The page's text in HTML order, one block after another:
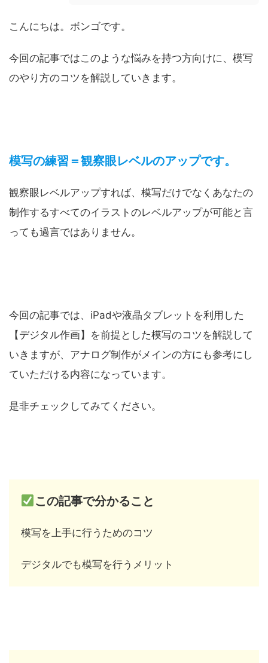
こんにちは。ボンゴです。
今回の記事ではこのような悩みを持つ方向けに、模写
のやり方のコツを解説していきます。
模写の練習＝観察眼レベルのアップです。
観察眼レベルアップすれば、模写だけでなくあなたの
制作するすべてのイラストのレベルアップが可能と言
っても過言ではありません。
今回の記事では、iPadや液晶タブレットを利用した
【デジタル作画】を前提とした模写のコツを解説して
いきますが、アナログ制作がメインの方にも参考にし
ていただける内容になっています。
是非チェックしてみてください。
この記事で分かること
模写を上手に行うためのコツ
デジタルでも模写を行うメリット